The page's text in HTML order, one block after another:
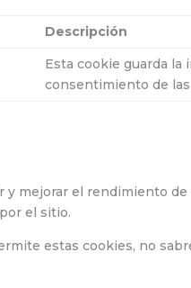
Descripción
Esta cookie guarda la
consentimiento de
mejorar el rendimiento
el sitio.
estas cookies, no